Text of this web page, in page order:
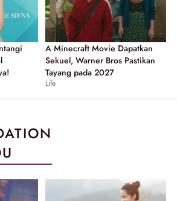
A Minecraft Movie Dapatkan
Sekuel, Warner Bros Pastikan
Tayang pada 2027
Life